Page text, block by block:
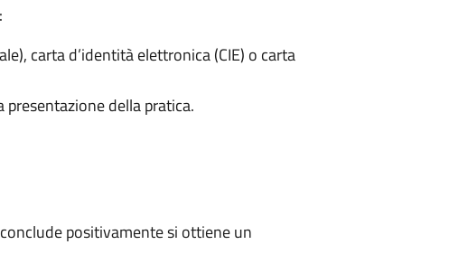
carta d’identità elettronica (CIE) o carta
della pratica.
positivamente si ottiene un